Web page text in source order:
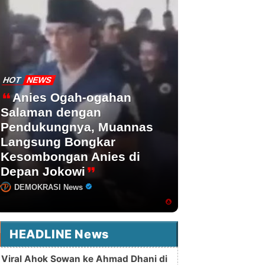
HOT NEWS
Anies Ogah-ogahan
Salaman dengan
Pendukungnya, Muannas
Langsung Bongkar
Kesombongan Anies di
Depan Jokowi
DEMOKRASI News
HEADLINE News
Viral Ahok Sowan ke Ahmad Dhani di